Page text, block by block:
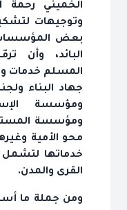
الخميني رحمة
وتوجيهات
بعض المؤسسات
البائد، وأن
المسلم خدمات
ومؤسسة
ومؤسسة
محو الأمية
خدماتها
القرى والمدن.
ومن جملة ما